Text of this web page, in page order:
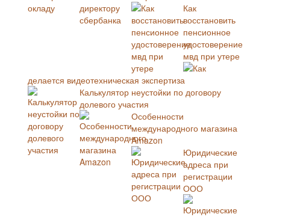
Как
восстановить
пенсионное
удостоверение
мвд при утере
Как
делается видеотехническая экспертиза
Калькулятор неустойки по договору
долевого участия
Особенности
международного магазина
Amazon
Юридические
адреса при
регистрации
ООО